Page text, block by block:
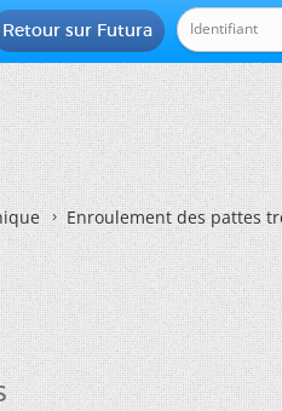
Retour sur Futura
Enroulement des pattes